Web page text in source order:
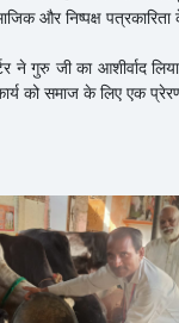
और निष्पक्ष
ने गुरु जी का आशीर्वाद
को समाज के लिए एक